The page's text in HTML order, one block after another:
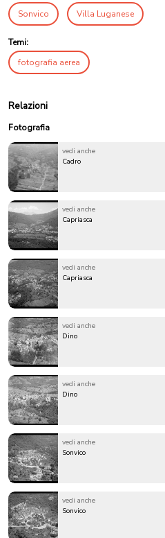
Sonvico Villa Luganese
Temi:
fotografia aerea
Relazioni
Fotografia
vedi anche
Cadro
vedi anche
Capriasca
vedi anche
Capriasca
vedi anche
Dino
vedi anche
Dino
vedi anche
Sonvico
vedi anche
Sonvico